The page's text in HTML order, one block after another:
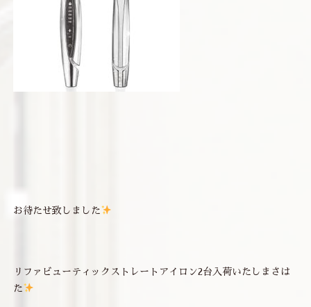
お待たせ致しました
リファビューティックストレートアイロン2台入荷いたしまさは
た